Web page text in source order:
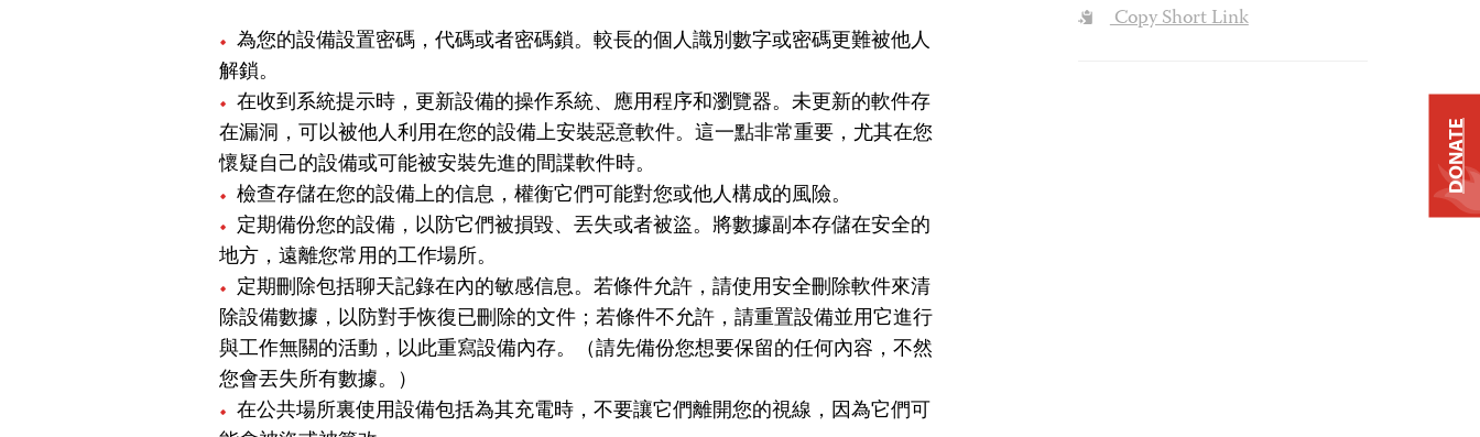
為您的設備設置密碼，代碼或者密碼鎖。較長的個人識別數字或密碼更難被他人
解鎖。
在收到系統提示時，更新設備的操作系統、應用程序和瀏覽器。未更新的軟件存
在漏洞，可以被他人利用在您的設備上安裝惡意軟件。這一點非常重要，尤其在您
懷疑自己的設備或可能被安裝先進的間諜軟件時。
檢查存儲在您的設備上的信息，權衡它們可能對您或他人構成的風險。
定期備份您的設備，以防它們被損毀、丟失或者被盜。將數據副本存儲在安全的
地方，遠離您常用的工作場所。
定期刪除包括聊天記錄在內的敏感信息。若條件允許，請使用安全刪除軟件來清
除設備數據，以防對手恢復已刪除的文件；若條件不允許，請重置設備並用它進行
與工作無關的活動，以此重寫設備內存。（請先備份您想要保留的任何內容，不然
您會丟失所有數據。）
在公共場所裏使用設備包括為其充電時，不要讓它們離開您的視線，因為它們可
Copy Short Link
DONATE